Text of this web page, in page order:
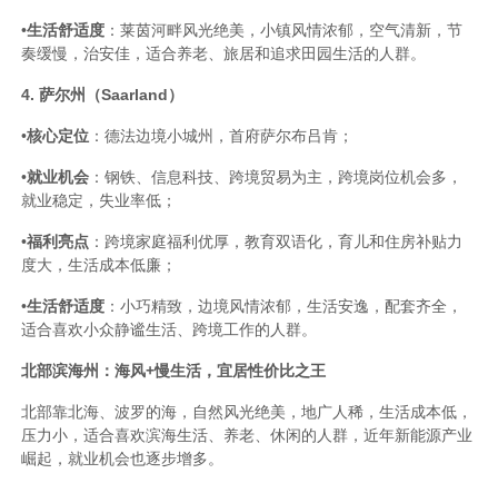
•生活舒适度 ：莱茵河畔风光绝美，小镇风情浓郁，空气清新，节
奏缓慢，治安佳，适合养老、旅居和追求田园生活的人群。
4. 萨尔州（Saarland）
•核心定位 ：德法边境小城州，首府萨尔布吕肯；
•就业机会 ：钢铁、信息科技、跨境贸易为主，跨境岗位机会多，
就业稳定，失业率低；
•福利亮点 ：跨境家庭福利优厚，教育双语化，育儿和住房补贴力
度大，生活成本低廉；
•生活舒适度 ：小巧精致，边境风情浓郁，生活安逸，配套齐全，
适合喜欢小众静谧生活、跨境工作的人群。
北部滨海州：海风+慢生活，宜居性价比之王
北部靠北海、波罗的海，自然风光绝美，地广人稀，生活成本低，
压力小，适合喜欢滨海生活、养老、休闲的人群，近年新能源产业
崛起，就业机会也逐步增多。